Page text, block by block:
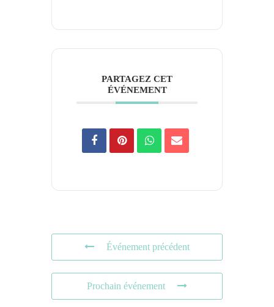
PARTAGEZ CET
ÉVÉNEMENT
Événement précédent
Prochain événement